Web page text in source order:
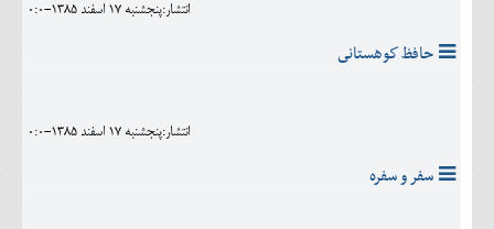
انتشار:پنجشنبه 17 اسفند 1385-0:0
حافظ كوهستانى
انتشار:پنجشنبه 17 اسفند 1385-0:0
سفر و سفره